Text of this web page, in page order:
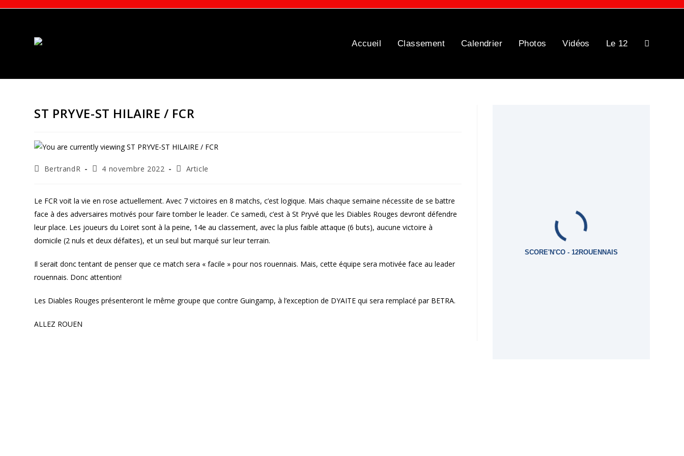
Skip
Accueil
Classement Calendrier Photos Vidéos Le 12
ST PRYVE-ST HILAIRE / FCR
Auteur/autrice
publication :
BertrandR
Publication
4 novembre 2022
PostArticle
Le FCR voit la vie en rose actuellement. Avec 7 victoires en 8 matchs, c’est logique. Mais chaque semaine nécessite de se battre
face à des adversaires motivés pour faire tomber le leader. Ce samedi, c’est à St Pryvé que les Diables Rouges devront défendre
leur place. Les joueurs du Loiret sont à la peine, 14e au classement, avec la plus faible attaque (6 buts), aucune victoire à
domicile (2 nuls et deux défaites), et un seul but marqué sur leur terrain.
Il serait donc tentant de penser que ce match sera « facile » pour nos rouennais. Mais, cette équipe sera motivée face au leader
rouennais. Donc attention!
Les Diables Rouges présenteront le même groupe que contre Guingamp, à l’exception de DYAITE qui sera remplacé par BETRA.
ALLEZ ROUEN
SCORE'N'CO - 12ROUENNAIS